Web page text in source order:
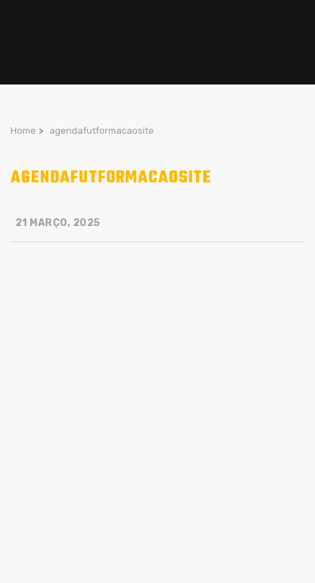
Home > agendafutformacaosite
AGENDAFUTFORMACAOSITE
21 MARÇO, 2025